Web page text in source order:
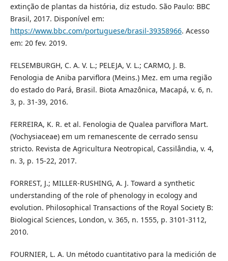
extinção de plantas da história, diz estudo. São Paulo: BBC
Brasil, 2017. Disponível em:
https://www.bbc.com/portuguese/brasil-39358966. Acesso
em: 20 fev. 2019.
FELSEMBURGH, C. A. V. L.; PELEJA, V. L.; CARMO, J. B.
Fenologia de Aniba parviflora (Meins.) Mez. em uma região
do estado do Pará, Brasil. Biota Amazônica, Macapá, v. 6, n.
3, p. 31-39, 2016.
FERREIRA, K. R. et al. Fenologia de Qualea parviflora Mart.
(Vochysiaceae) em um remanescente de cerrado sensu
stricto. Revista de Agricultura Neotropical, Cassilândia, v. 4,
n. 3, p. 15-22, 2017.
FORREST, J.; MILLER-RUSHING, A. J. Toward a synthetic
understanding of the role of phenology in ecology and
evolution. Philosophical Transactions of the Royal Society B:
Biological Sciences, London, v. 365, n. 1555, p. 3101-3112,
2010.
FOURNIER, L. A. Un método cuantitativo para la medición de